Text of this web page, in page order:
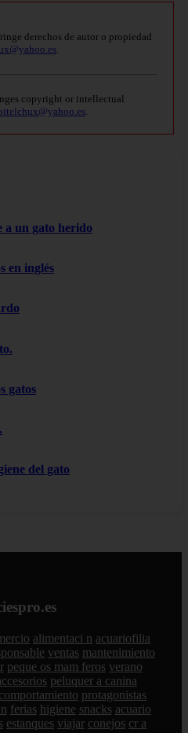
derechos de autor o propiedad
.
copyright or intellectual
.
a un gato herido
en inglés
gatos
del gato
alimentaci n acuariofilia
ventas mantenimiento
peque os mam feros verano
peluquer a canina
comportamiento protagonistas
ferias higiene snacks acuario
estanques viajar conejos cr a